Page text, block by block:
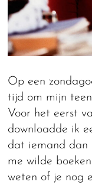
Op een
tijd om mijn
Voor het eerst
downloadde ik
dat iemand dan
me wilde
weten of je nog